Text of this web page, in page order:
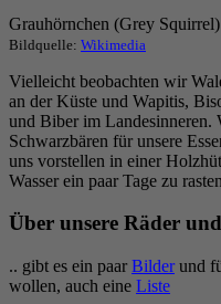
Grauhörnchen (Grey Squirrel)
Bildquelle: Wikimedia
Vielleicht beobachten wir
an der Küste und Wapitis,
und Biber im Landesinneren.
Schwarzbären für unsere
uns vorstellen in einer
Wasser ein paar Tage zu
Über unsere Räder
.. gibt es ein paar Bilder und
wollen, auch eine Liste